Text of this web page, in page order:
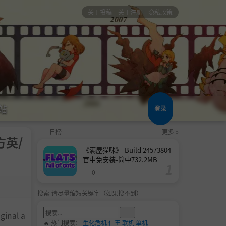
关于投稿 关于注册 隐私政策
登录
英/
a
日榜 更多 »
《满屋猫咪》-Build 24573804
官中免安装-简中732.2MB
0
搜索-请尽量缩短关键字（如果搜不到）
🔥 热门搜索： 生化危机仁王 联机单机